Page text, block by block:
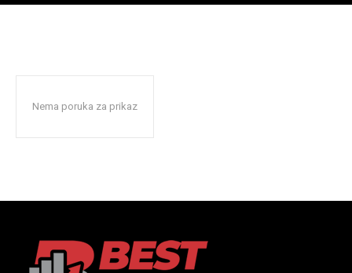
Nema poruka za prikaz